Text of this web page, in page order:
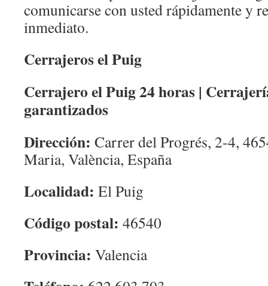
comunicarse con usted rápidamente y
inmediato.
Cerrajeros el Puig
Cerrajero el Puig 24 horas |
garantizados
Dirección: Carrer del Progrés, 2-4,
Maria, València, España
Localidad: El Puig
Código postal: 46540
Provincia: Valencia